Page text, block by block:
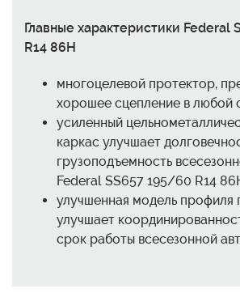
Главные характеристики Federal
R14 86H
многоцелевой протектор,
хорошее сцепление в любой
усиленный
каркас улучшает
грузоподъемность
Federal SS657 195/60 R14
улучшенная модель профиля
улучшает
срок работы всесезонной